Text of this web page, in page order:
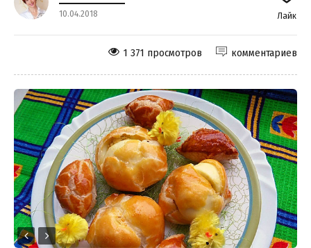
10.04.2018 Лайк
комментариев
1 371 просмотров